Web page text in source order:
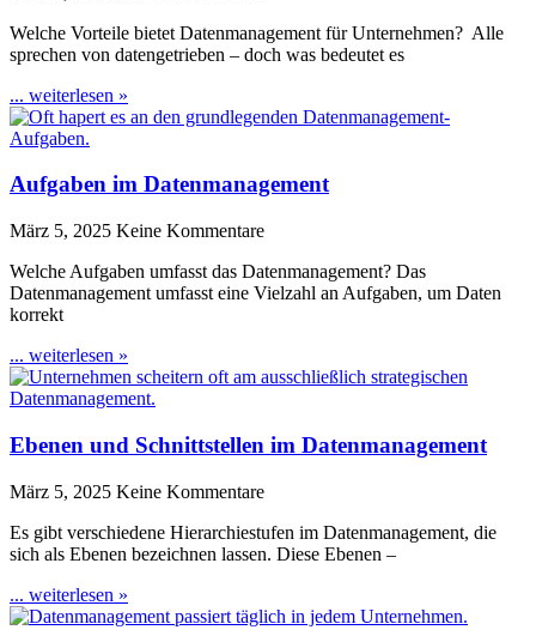
Welche Vorteile bietet Datenmanagement für Unternehmen? Alle
sprechen von datengetrieben – doch was bedeutet es
... weiterlesen »
Aufgaben im Datenmanagement
März 5, 2025 Keine Kommentare
Welche Aufgaben umfasst das Datenmanagement? Das
Datenmanagement umfasst eine Vielzahl an Aufgaben, um Daten
korrekt
... weiterlesen »
Ebenen und Schnittstellen im Datenmanagement
März 5, 2025 Keine Kommentare
Es gibt verschiedene Hierarchiestufen im Datenmanagement, die
sich als Ebenen bezeichnen lassen. Diese Ebenen –
... weiterlesen »